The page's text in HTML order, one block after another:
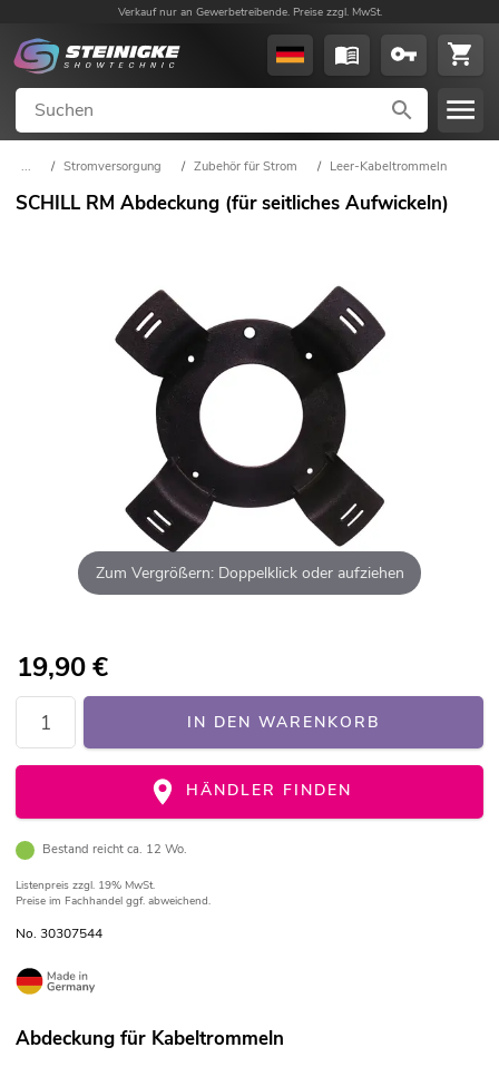
Verkauf nur an Gewerbetreibende. Preise zzgl. MwSt.
... / Stromversorgung / Zubehör für Strom / Leer-Kabeltrommeln
SCHILL RM Abdeckung (für seitliches Aufwickeln)
Zum Vergrößern: Doppelklick oder aufziehen
19,90€
IN DEN WARENKORB
HÄNDLER FINDEN
Bestand reicht ca. 12 Wo.
Listenpreis zzgl. 19% MwSt.
Preise im Fachhandel ggf. abweichend.
No. 30307544
Abdeckung für Kabeltrommeln